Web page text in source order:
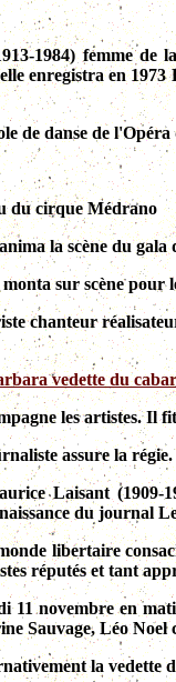
1984) femme
enregistra en
de danse de l'Opéra
du cirque Médrano
la scène du gala
sur scène
chanteur
vedette du
les artistes. Il
assure la régie.
Laisant (1909-
du journal
libertaire
réputés et tant
11 novembre en
Sauvage, Léo
la vedette